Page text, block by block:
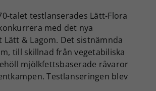
talet testlanserades Lätt-Flora
med det nya
& Lagom. Det sistnämnda
till skillnad från vegetabiliska
mjölkfettsbaserade råvaror
Testlanseringen blev